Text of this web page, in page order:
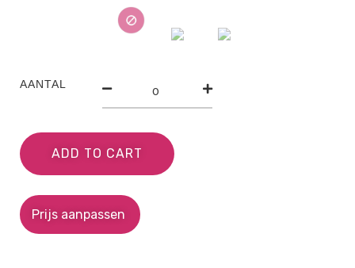
AANTAL
ADD TO CART
Prijs aanpassen